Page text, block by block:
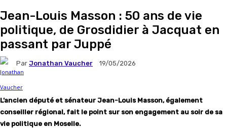
Jean-Louis Masson : 50 ans de vie
politique, de Grosdidier à Jacquat en
passant par Juppé
Par Jonathan Vaucher 19/05/2026
L’ancien député et sénateur Jean-Louis Masson, également
conseiller régional, fait le point sur son engagement au soir de sa
vie politique en Moselle.